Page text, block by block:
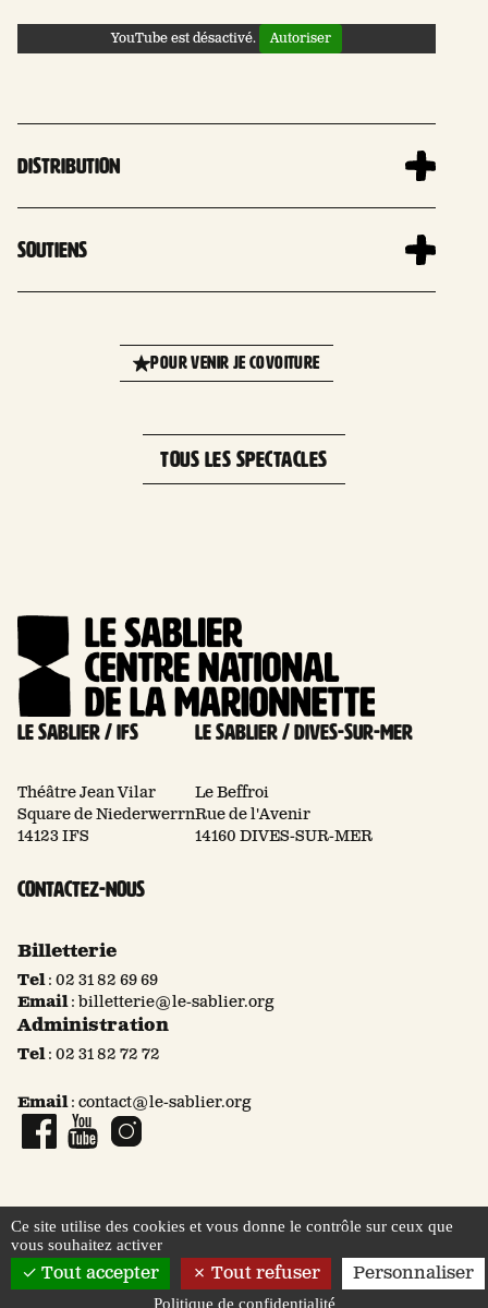
YouTube est désactivé. Autoriser
Distribution
Soutiens
POUR VENIR JE COVOITURE
TOUS LES SPECTACLES
Le Sablier / Ifs
Théâtre Jean Vilar
Square de Niederwerrn
14123 IFS
Le Sablier / Dives-sur-mer
Le Beffroi
Rue de l'Avenir
14160 DIVES-SUR-MER
Contactez-nous
Billetterie
Tel: 02 31 82 69 69
Email:billetterie@le-sablier.org
Administration
Tel: 02 31 82 72 72
Email: contact@le-sablier.org
Mentions légales
Politique de confidentialité
Ce site utilise des cookies et vous donne le contrôle sur ceux que
vous souhaitez activer
Tout accepter Tout refuser Personnaliser
Politique de confidentialité